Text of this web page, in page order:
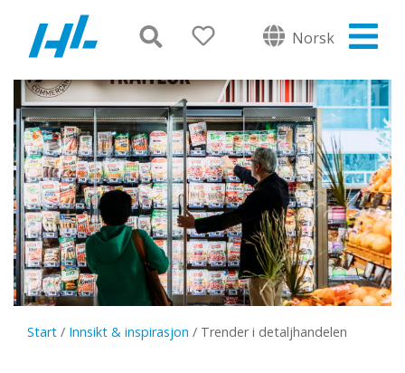
Norsk
Start / Innsikt & inspirasjon / Trender i detaljhandelen